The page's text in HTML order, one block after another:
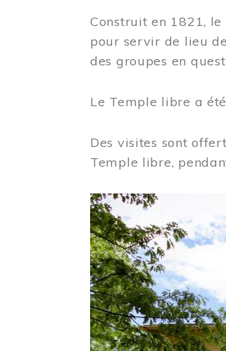
Construit en 1821,
pour servir de lieu
des groupes en
Le Temple libre a
Des visites sont
Temple libre,
Image